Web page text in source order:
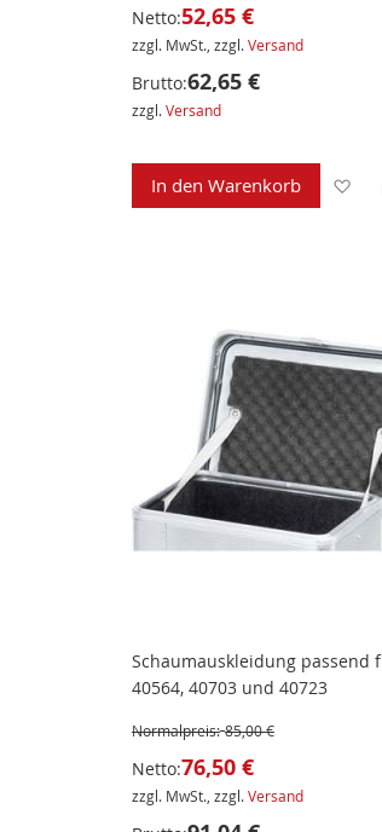
Netto:52,65 €
zzgl. MwSt., zzgl.Versand
Brutto:62,65 €
zzgl.Versand
In den Warenkorb
Schaumauskleidung passend
40564, 40703 und 40723
Normalpreis: 85,00 €
Netto:76,50 €
zzgl. MwSt., zzgl.Versand